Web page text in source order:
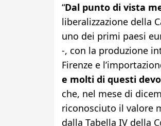
“Dal punto di vista
liberalizzazione della
uno dei primi paesi
-, con la produzione
Firenze e
e molti di questi
che, nel mese di
riconosciuto il valore
dalla Tabella IV della